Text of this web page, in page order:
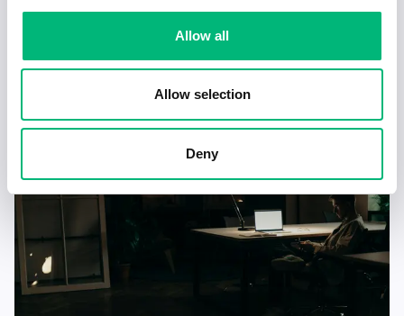
Allow all
Allow selection
Deny
Senaste publiceringarna i Jobbnytt